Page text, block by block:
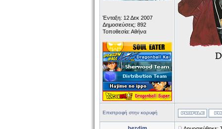
Ένταξη: 12 Δεκ 2007
Δημοσιεύσεις: 892
Τοποθεσία: Αθήνα
Επιστροφή στην κορυφή